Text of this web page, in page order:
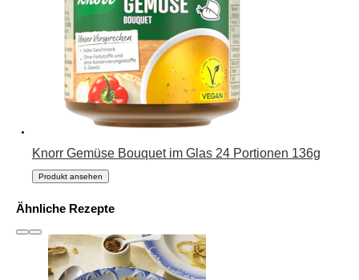
Knorr Gemüse Bouquet im Glas 24 Portionen 136g
Produkt ansehen
Ähnliche Rezepte
1 to 3of 6